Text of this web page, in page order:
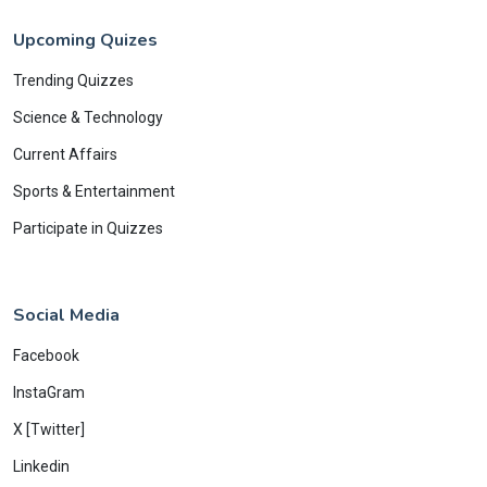
Upcoming Quizes
Trending Quizzes
Science & Technology
Current Affairs
Sports & Entertainment
Participate in Quizzes
Social Media
Facebook
InstaGram
X [Twitter]
Linkedin